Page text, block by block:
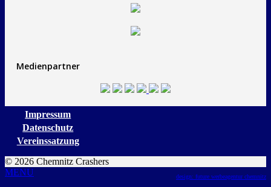
Medienpartner
Impressum
Datenschutz
Vereinssatzung
© 2026 Chemnitz Crashers
design: future werbeagentur chemnitz
MENU